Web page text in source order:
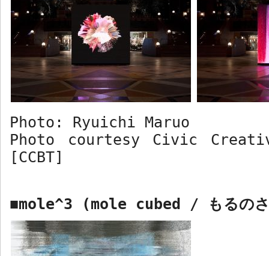
Photo: Ryuichi Maruo
Photo courtesy Civic
[CCBT]
■mole^3 (mole cubed / もるの